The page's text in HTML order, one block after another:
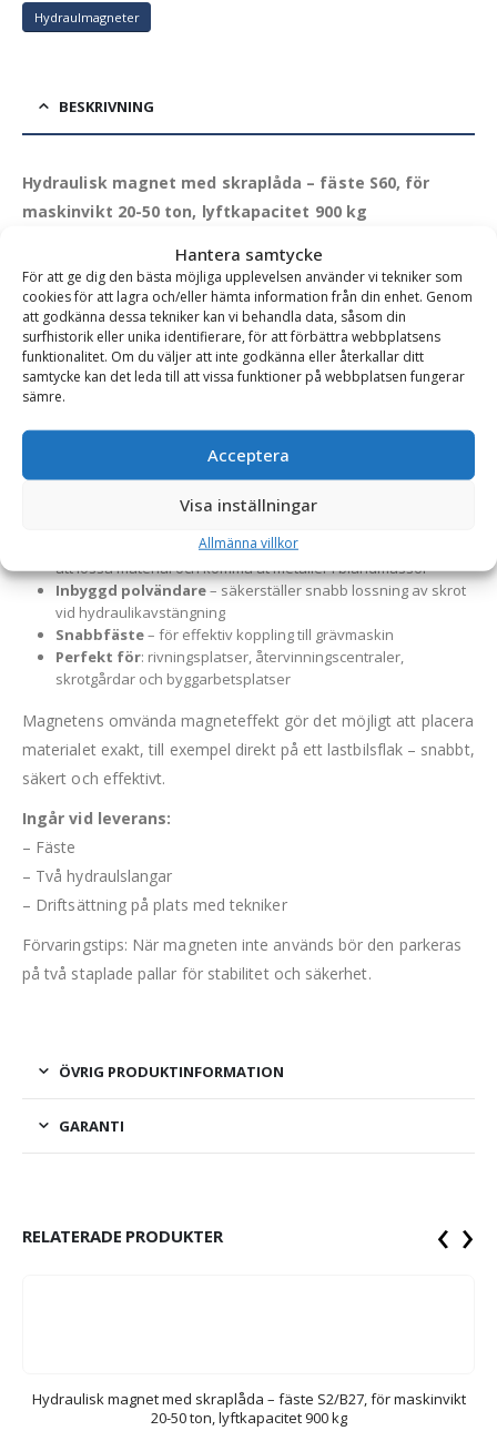
Hantera samtycke
För att ge dig den bästa möjliga upplevelsen använder vi tekniker som
cookies för att lagra och/eller hämta information från din enhet. Genom
att godkänna dessa tekniker kan vi behandla data, såsom din
surfhistorik eller unika identifierare, för att förbättra webbplatsens
funktionalitet. Om du väljer att inte godkänna eller återkallar ditt
samtycke kan det leda till att vissa funktioner på webbplatsen fungerar
sämre.
Acceptera
Visa inställningar
Allmänna villkor
Hydraulmagneter
BESKRIVNING
Hydraulisk magnet med skraplåda – fäste S60, för
maskinvikt 20-50 ton, lyftkapacitet 900 kg
Hydraulmagnet 900 kg – för tungt skrot och
metallåtervinning. Vår mest kraftfulla hydraulmagnet –
framtagen för tunga uppdrag inom skrot-, rivnings- och
återvinningsarbete. Med en imponerande lyftkapacitet på upp
till 900 kg är denna magnet det självklara valet för
entreprenörer som hanterar stora mängder magnetiskt skrot
och metallavfall med grävmaskin.
Fördelar och funktioner:
Exceptionell lyftkraft på upp till 900 kg
Skraplåda med vändbart, bultat sparskär
att lossa material och komma åt metaller i blandmassor
Inbyggd polvändare– säkerställer snabb lossning av skrot
vid hydraulikavstängning
Snabbfäste– för effektiv koppling till grävmaskin
Perfekt för: rivningsplatser, återvinningscentraler,
skrotgårdar och byggarbetsplatser
Magnetens omvända magneteffekt gör det möjligt att placera
materialet exakt, till exempel direkt på ett lastbilsflak – snabbt,
säkert och effektivt.
Ingår vid leverans:
– Fäste
– Två hydraulslangar
– Driftsättning på plats med tekniker
Förvaringstips: När magneten inte används bör den parkeras
på två staplade pallar för stabilitet och säkerhet.
ÖVRIG PRODUKTINFORMATION
GARANTI
RELATERADE PRODUKTER
Hydraulisk magnet med skraplåda – fäste S2/B27, för maskinvikt
20-50 ton, lyftkapacitet 900 kg
‹ ›